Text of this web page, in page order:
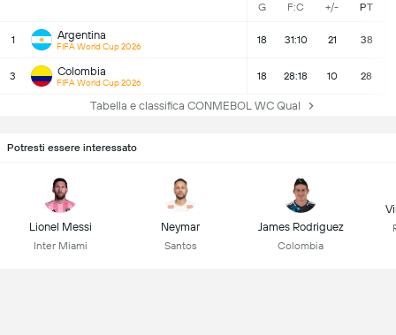
G F:C +/- PT
1 Argentina
FIFA World Cup 2026
18 31:10 21 38
3 Colombia
FIFA World Cup 2026
18 28:18 10 28
Tabella e classifica CONMEBOL WC Qual
Potresti essere interessato
Lionel Messi
Inter Miami
Neymar
Santos
James Rodriguez
Colombia